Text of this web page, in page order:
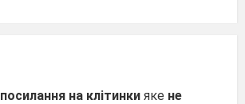
посилання на клітинки яке не